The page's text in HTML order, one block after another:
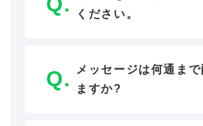
ください。
メッセージは何通まで
ますか?